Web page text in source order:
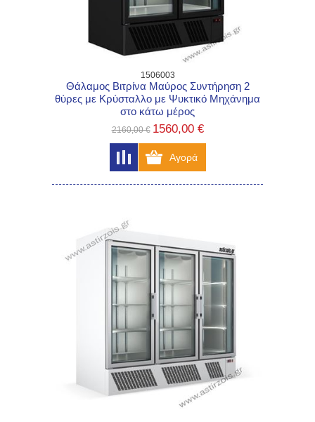
1506003
Θάλαμος Βιτρίνα Μαύρος Συντήρηση 2
θύρες με Κρύσταλλο με Ψυκτικό Μηχάνημα
στο κάτω μέρος
2160,00 € 1560,00 €